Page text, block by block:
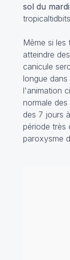
sol du
Même si les
atteindre
canicule
longue dans
l'animation
normale
des 7 jours
période très
paroxysme